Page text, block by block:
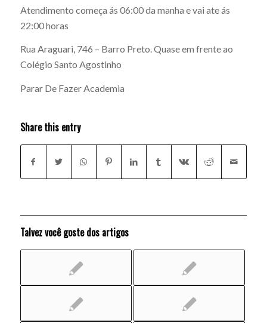
Atendimento começa ás 06:00 da manha e vai ate ás
22:00 horas
Rua Araguari, 746 – Barro Preto. Quase em frente ao
Colégio Santo Agostinho
Parar De Fazer Academia
Share this entry
Talvez você goste dos artigos